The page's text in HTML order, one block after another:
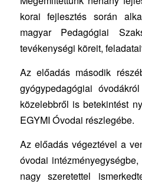
korai fejlesztés során
magyar Pedagógiai
tevékenységi köreit,
Az előadás második
gyógypedagógiai
közelebbről is betekintést
EGYMI Óvodai részlegébe.
Az előadás végeztével a
óvodai
nagy szeretettel